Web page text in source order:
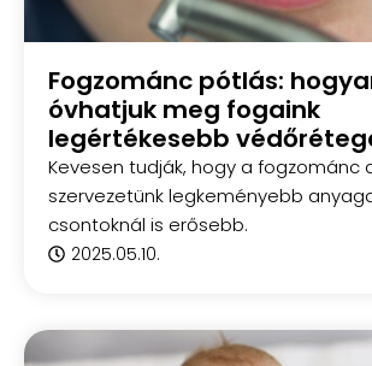
Fogzománc pótlás:
óvhatjuk meg fogaink
legértékesebb
Kevesen tudják, hogy a fogzománc
szervezetünk legkeményebb
csontoknál is erősebb.
2025.05.10.